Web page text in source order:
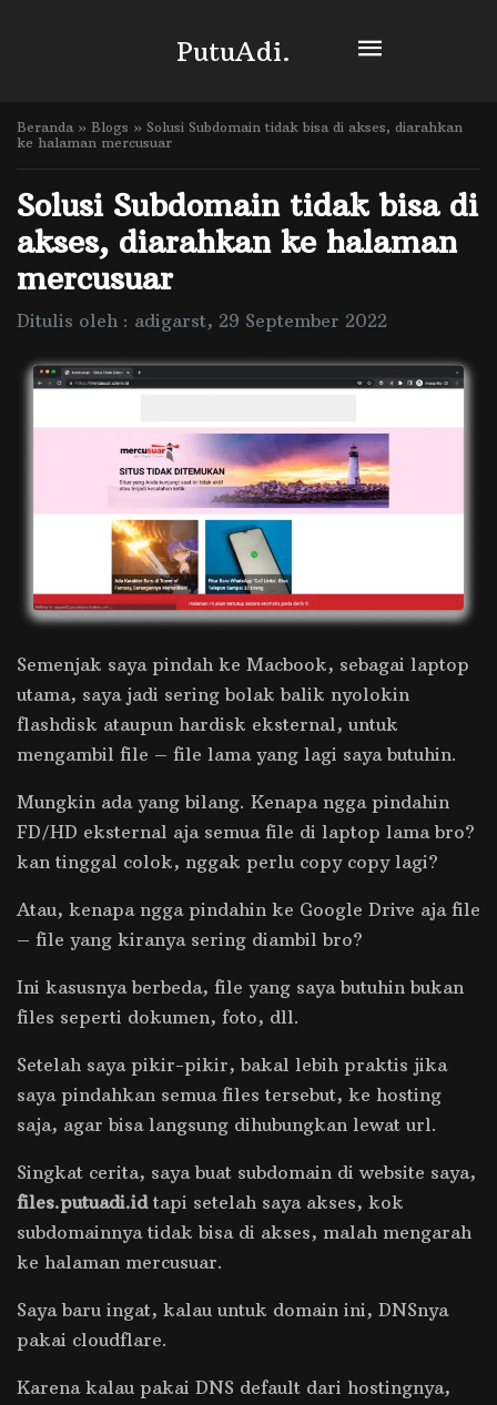
PutuAdi.
Beranda» Blogs » Solusi Subdomain tidak bisa di akses, diarahkan
ke halaman mercusuar
Solusi Subdomain tidak bisa di
akses, diarahkan ke halaman
mercusuar
Ditulis oleh : adigarst, 29 September 2022
Semenjak saya pindah ke Macbook, sebagai laptop
utama, saya jadi sering bolak balik nyolokin
flashdisk ataupun hardisk eksternal, untuk
mengambil file – file lama yang lagi saya butuhin.
Mungkin ada yang bilang. Kenapa ngga pindahin
FD/HD eksternal aja semua file di laptop lama bro?
kan tinggal colok, nggak perlu copy copy lagi?
Atau, kenapa ngga pindahin ke Google Drive aja file
– file yang kiranya sering diambil bro?
Ini kasusnya berbeda, file yang saya butuhin bukan
files seperti dokumen, foto, dll.
Setelah saya pikir-pikir, bakal lebih praktis jika
saya pindahkan semua files tersebut, ke hosting
saja, agar bisa langsung dihubungkan lewat url.
Singkat cerita, saya buat subdomain di website saya,
files.putuadi.idtapi setelah saya akses, kok
subdomainnya tidak bisa di akses, malah mengarah
ke halaman mercusuar.
Saya baru ingat, kalau untuk domain ini, DNSnya
pakai cloudflare.
Karena kalau pakai DNS default dari hostingnya,